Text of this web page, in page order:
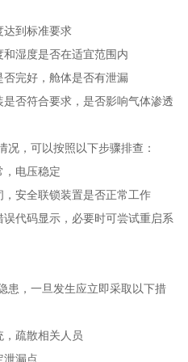
达到标准要求
湿度是否在适宜范围内
完好，舱体是否有泄漏
否符合要求，是否影响气体渗透
况，可以按照以下步骤排查：
，电压稳定
安全联锁装置是否正常工作
代码显示，必要时可尝试重启系
患，一旦发生应立即采取以下措
疏散相关人员
泄漏点